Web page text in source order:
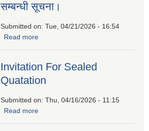
सम्बन्धी सूचना।
Submitted on: Tue, 04/21/2026 - 16:54
Read more
सम्बन्धी सूचना।
Invitation For Sealed
Quatation
Submitted on: Thu, 04/16/2026 - 11:15
Read more
Quatation